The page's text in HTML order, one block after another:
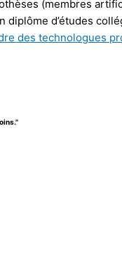
(membres
d’études
des technologues